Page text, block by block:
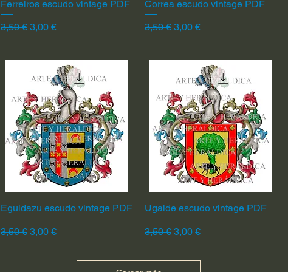
Vista rápida
Ferreiros escudo vintage PDF
Precio
3,50 € Precio de oferta
3,00 €
Vista rápida
Correa escudo vintage PDF
Precio
3,50 € Precio de oferta
3,00 €
Vista rápida
Eguidazu escudo vintage PDF
Precio
3,50 € Precio de oferta
3,00 €
Vista rápida
Ugalde escudo vintage PDF
Precio
3,50 € Precio de oferta
3,00 €